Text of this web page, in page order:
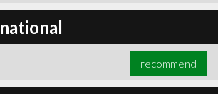
recommend